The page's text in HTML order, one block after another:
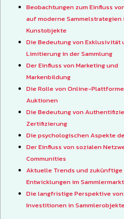
Beobachtungen zum Einfluss
auf moderne Sammelstrategien
Kunstobjekte
Die Bedeutung von Exklusivität
Limitierung in der Sammlung
Der Einfluss von Marketing und
Markenbildung
Die Rolle von Online-
Auktionen
Die Bedeutung von
Zertifizierung
Die psychologischen Aspekte
Der Einfluss von sozialen
Communities
Aktuelle Trends und zukünftige
Entwicklungen im Sammlermarkt
Die langfristige Perspektive von
Investitionen in